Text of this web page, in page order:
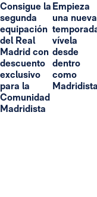
Consigue la
segunda
equipación
del Real
Madrid con
descuento
exclusivo
para la
Comunidad
Madridista
Empieza
una nueva
vívela
desde
dentro
como
Madridista